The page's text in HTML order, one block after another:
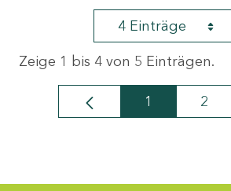
4 Einträge
Zeige 1 bis 4 von 5 Einträgen.
Seite
1 Seite
2